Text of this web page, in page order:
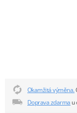
Okamžitá výměna.
Doprava zdarma u